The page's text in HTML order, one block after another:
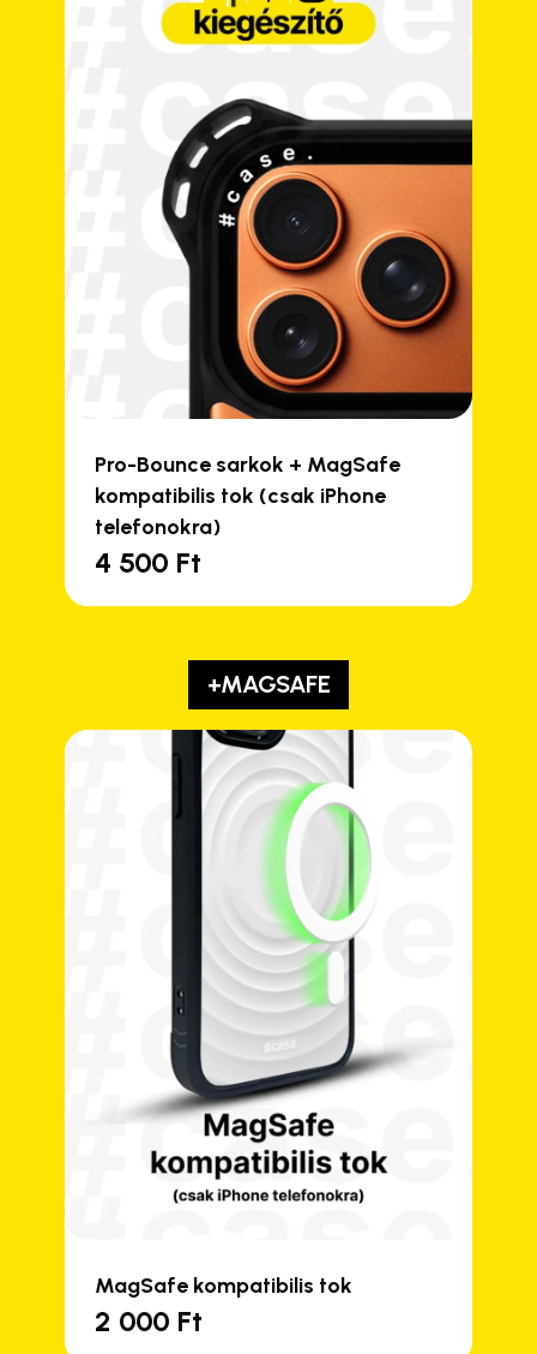
Pro-Bounce sarkok + MagSafe
kompatibilis tok (csak iPhone
telefonokra)
4 500 Ft
+MAGSAFE
MagSafe kompatibilis tok
2 000 Ft